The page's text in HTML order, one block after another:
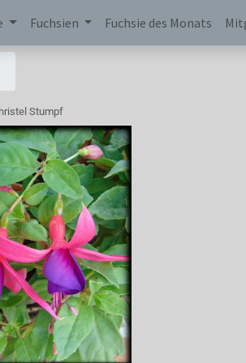
Fuchsien Fuchsie des Monats
Stumpf